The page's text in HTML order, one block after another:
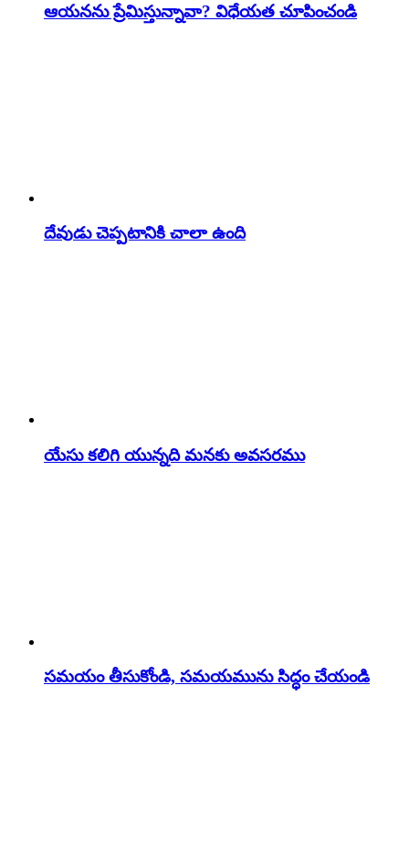
ఆయనను ప్రేమిస్తున్నావా? విధేయత చూపించండి
దేవుడు చెప్పటానికి చాలా ఉంది
యేసు కలిగి యున్నది మనకు అవసరము
సమయం తీసుకోండి, సమయమును సిద్ధం చేయండి